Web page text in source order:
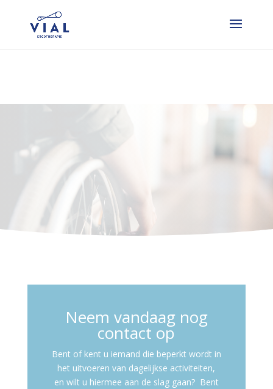
Neem vandaag nog
contact op
Bent of kent u iemand die beperkt wordt in
het uitvoeren van dagelijkse activiteiten,
en wilt u hiermee aan de slag gaan? Bent